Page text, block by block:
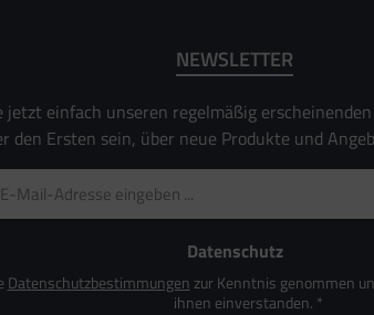
NEWSLETTER
jetzt einfach unseren regelmäßig
den Ersten sein, über neue Produkte und
Mail-
Datenschutz
Datenschutzbestimmungenzur Kenntnis genommen
ihnen einverstanden. *